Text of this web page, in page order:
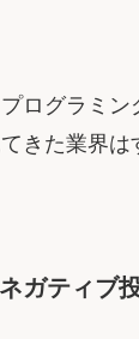
ログラミン
きた業界は
ガティブ